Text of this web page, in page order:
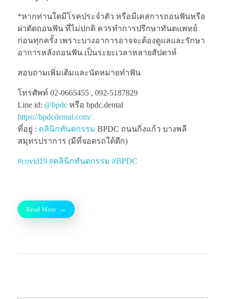
*หากท่านใดมีโรคประจำตัว หรือมีเคสการถอนฟันหรือ
ผ่าตัดถอนฟัน ที่ไม่ปกติ ควรทำการปรึกษาทันตแพทย์
ก่อนทุกครั้ง เพราะบางอาการอาจจะต้องดูแลและรักษา
อาการหลังถอนฟัน เป็นระยะเวลาหลายสัปดาห์
สอบถามเพิ่มเติมและนัดหมายทำฟัน
โทรศัพท์ 02-0665455 , 092-5187829
Line id: @bpdc หรือ bpdc.dental
https://bpdcdental.com/
ที่อยู่ : คลินิกทันตกรรม BPDC ถนนกิ่งแก้ว บางพลี
สมุทรปราการ (มีที่จอดรถใต้ตึก)
#covid19 #คลินิกทันตกรรม #BPDC
Read More